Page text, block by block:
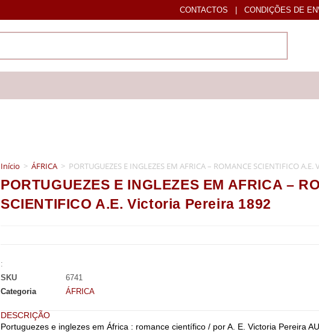
CONTACTOS | CONDIÇÕES DE
Início > ÁFRICA > PORTUGUEZES E INGLEZES EM AFRICA – ROMANCE SCIENTIFICO
PORTUGUEZES E INGLEZES EM AFRICA –
SCIENTIFICO A.E. Victoria Pereira 1892
:
SKU
6741
Categoria
ÁFRICA
DESCRIÇÃO
Portuguezes e inglezes em África : romance científico / por A. E. Victoria Pereira